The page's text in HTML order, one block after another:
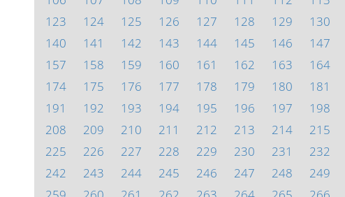
123
124 125 126 127 128 129 130
140
141 142 143 144 145 146 147
157
158 159 160 161 162 163 164
174
175 176 177 178 179 180 181
191
192 193 194 195 196 197 198
208
209 210 211 212 213 214 215
225
226 227 228 229 230 231 232
242
243 244 245 246 247 248 249